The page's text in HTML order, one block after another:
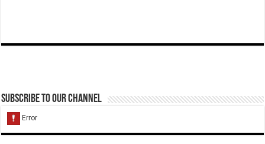
Subscribe to our Channel